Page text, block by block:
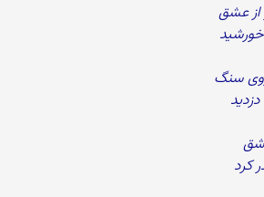
از عشق
سنگ
کرد